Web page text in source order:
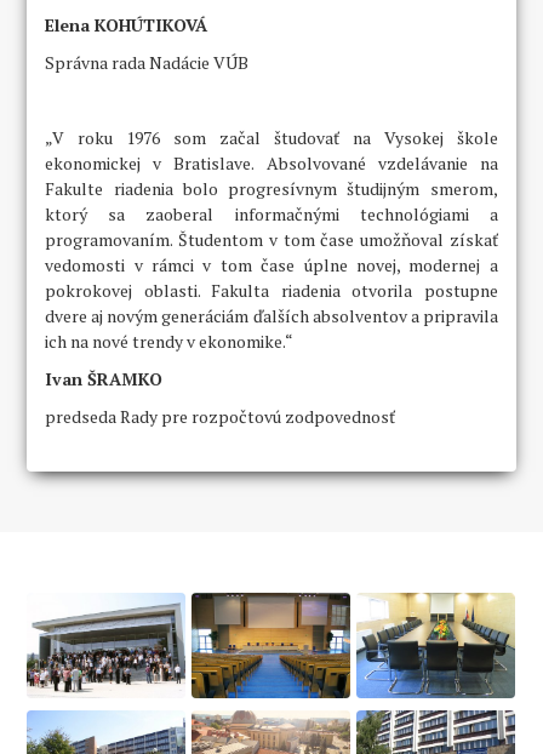
Elena KOHÚTIKOVÁ
Správna rada Nadácie VÚB
„V roku 1976 som začal študovať na Vysokej škole
ekonomickej v Bratislave. Absolvované vzdelávanie na
Fakulte riadenia bolo progresívnym študijným smerom,
ktorý sa zaoberal informačnými technológiami a
programovaním. Študentom v tom čase umožňoval získať
vedomosti v rámci v tom čase úplne novej, modernej a
pokrokovej oblasti. Fakulta riadenia otvorila postupne
dvere aj novým generáciám ďalších absolventov a pripravila
ich na nové trendy v ekonomike.“
Ivan ŠRAMKO
predseda Rady pre rozpočtovú zodpovednosť